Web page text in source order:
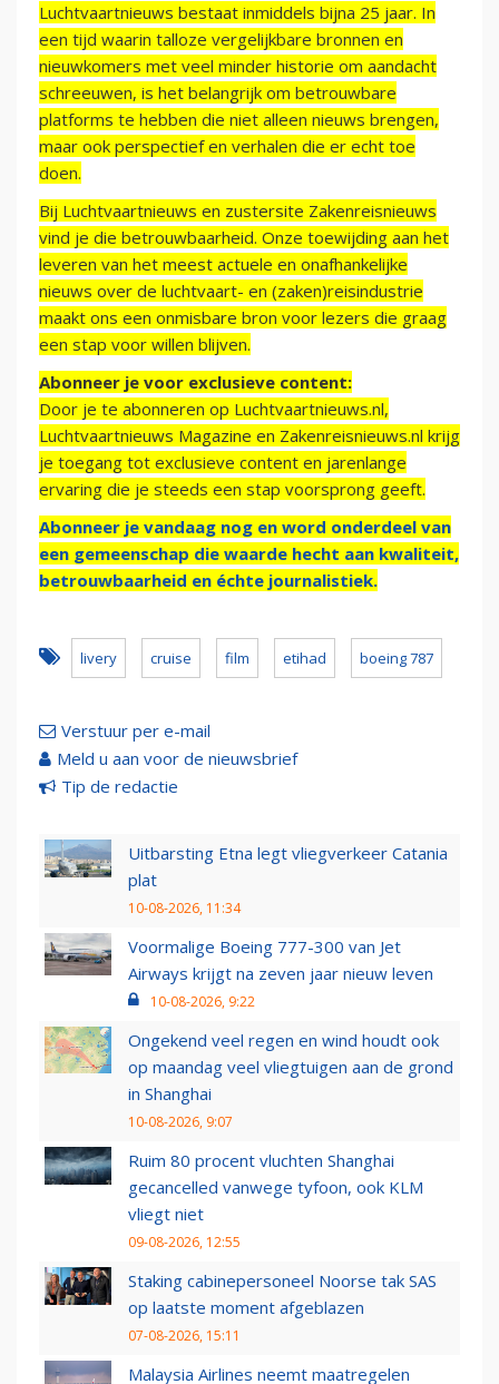
Luchtvaartnieuws bestaat inmiddels bijna 25 jaar. In
een tijd waarin talloze vergelijkbare bronnen en
nieuwkomers met veel minder historie om aandacht
schreeuwen, is het belangrijk om betrouwbare
platforms te hebben die niet alleen nieuws brengen,
maar ook perspectief en verhalen die er echt toe
doen.
Bij Luchtvaartnieuws en zustersite Zakenreisnieuws
vind je die betrouwbaarheid. Onze toewijding aan het
leveren van het meest actuele en onafhankelijke
nieuws over de luchtvaart- en (zaken)reisindustrie
maakt ons een onmisbare bron voor lezers die graag
een stap voor willen blijven.
Abonneer je voor exclusieve content:
Door je te abonneren op Luchtvaartnieuws.nl,
Luchtvaartnieuws Magazine en Zakenreisnieuws.nl krijg
je toegang tot exclusieve content en jarenlange
ervaring die je steeds een stap voorsprong geeft.
Abonneer je vandaag nog en word onderdeel van
een gemeenschap die waarde hecht aan kwaliteit,
betrouwbaarheid en échte journalistiek.
livery cruise film etihad boeing 787
Verstuur per e-mail
Meld u aan voor de nieuwsbrief
Tip de redactie
Uitbarsting Etna legt vliegverkeer Catania
plat
10-08-2026, 11:34
Voormalige Boeing 777-300 van Jet
Airways krijgt na zeven jaar nieuw leven
10-08-2026, 9:22
Ongekend veel regen en wind houdt ook
op maandag veel vliegtuigen aan de grond
in Shanghai
10-08-2026, 9:07
Ruim 80 procent vluchten Shanghai
gecancelled vanwege tyfoon, ook KLM
vliegt niet
09-08-2026, 12:55
Staking cabinepersoneel Noorse tak SAS
op laatste moment afgeblazen
07-08-2026, 15:11
Malaysia Airlines neemt maatregelen